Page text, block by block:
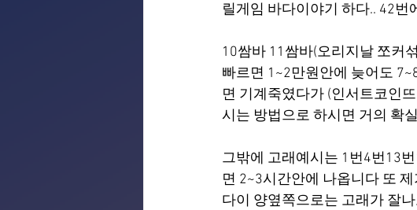
릴게임 바다이야기 하다.. 42번
10쌈바 11쌈바(오리지날 쪼커
빠르면 1~2만원안에 늦어도
면 기계죽였다가 (인서트코인
시는 방법으로 하시면 거의 확
그밖에 고래예시는 1번4번13
면 2~3시간안에 나옵니다 또
다이 양옆쪽으로는 고래가 잘